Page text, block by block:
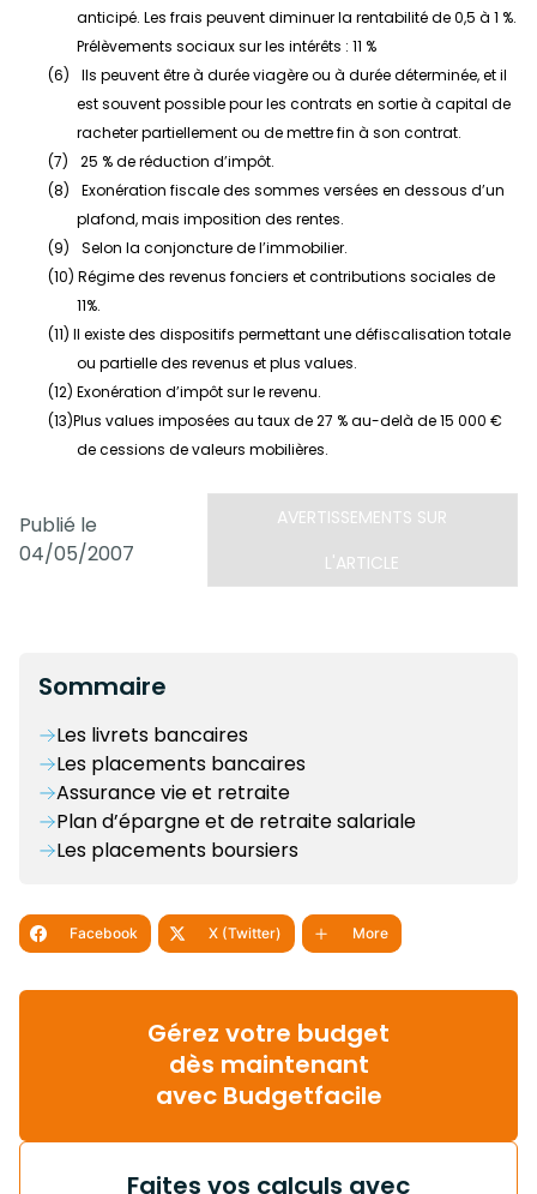
anticipé. Les frais peuvent diminuer la rentabilité de 0,5 à 1 %.
Prélèvements sociaux sur les intérêts : 11 %
(6)
Ils peuvent être à durée viagère ou à durée déterminée, et il
est souvent possible pour les contrats en sortie à capital de
racheter partiellement ou de mettre fin à son contrat.
(7)
25 % de réduction d’impôt.
(8)
Exonération fiscale des sommes versées en dessous d’un
plafond, mais imposition des rentes.
(9)
Selon la conjoncture de l’immobilier.
(10) Régime des revenus fonciers et contributions sociales de
11%.
(11) Il existe des dispositifs permettant une défiscalisation totale
ou partielle des revenus et plus values.
(12) Exonération d’impôt sur le revenu.
(13)Plus values imposées au taux de 27 % au-delà de 15 000 €
de cessions de valeurs mobilières.
Publié le
04/05/2007
AVERTISSEMENTS SUR
L'ARTICLE
Sommaire
Les livrets bancaires
Les placements bancaires
Assurance vie et retraite
Plan d’épargne et de retraite salariale
Les placements boursiers
Facebook X (Twitter) More
Gérez votre budget
dès maintenant
avec Budgetfacile
Faites vos calculs avec